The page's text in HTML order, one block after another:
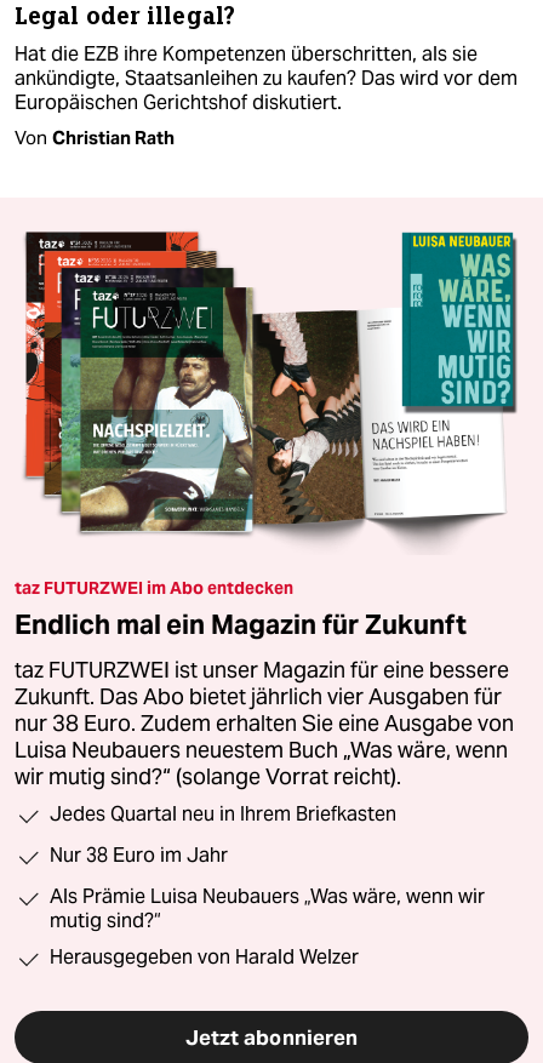
Legal oder illegal?
Hat die EZB ihre Kompetenzen überschritten, als sie
ankündigte, Staatsanleihen zu kaufen? Das wird vor dem
Europäischen Gerichtshof diskutiert.
Von Christian Rath
taz FUTURZWEI im Abo entdecken
Endlich mal ein Magazin für Zukunft
taz FUTURZWEI ist unser Magazin für eine bessere
Zukunft. Das Abo bietet jährlich vier Ausgaben für
nur 38 Euro. Zudem erhalten Sie eine Ausgabe von
Luisa Neubauers neuestem Buch „Was wäre, wenn
wir mutig sind?“ (solange Vorrat reicht).
Jedes Quartal neu in Ihrem Briefkasten
Nur 38 Euro im Jahr
Als Prämie Luisa Neubauers „Was wäre, wenn wir
mutig sind?“
Herausgegeben von Harald Welzer
Jetzt abonnieren